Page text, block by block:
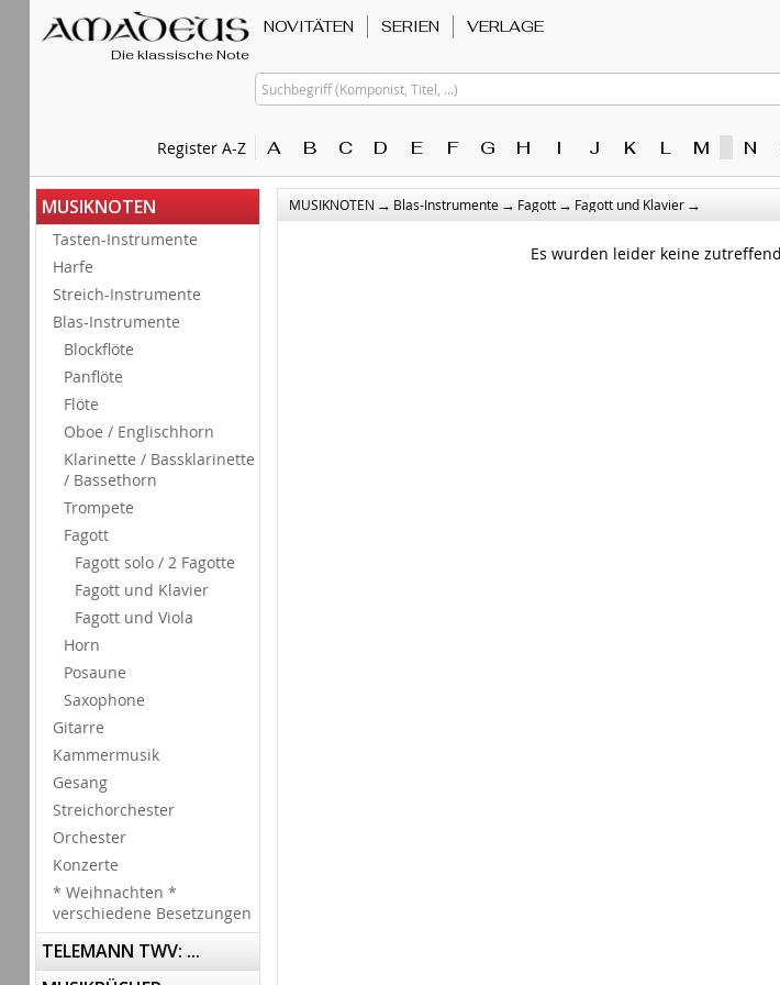
Die klassische Note
Register A-Z
NOVITÄTEN SERIEN VERLAGE
Suchbegriff (Komponist, Titel, ...)
A B C D E F G H I J K L M N
MUSIKNOTEN
Tasten-Instrumente
Harfe
Streich-Instrumente
Blas-Instrumente
Blockflöte
Panflöte
Flöte
Oboe / Englischhorn
Klarinette / Bassklarinette
/ Bassethorn
Trompete
Fagott
Fagott solo / 2 Fagotte
Fagott und Klavier
Fagott und Viola
Horn
Posaune
Saxophone
Gitarre
Kammermusik
Gesang
Streichorchester
Orchester
Konzerte
* Weihnachten *
verschiedene Besetzungen
TELEMANN TWV: ...
MUSIKNOTEN → Blas-Instrumente → Fagott → Fagott und Klavier →
Es wurden leider keine